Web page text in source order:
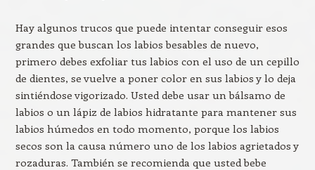
Hay algunos trucos que puede intentar conseguir esos
grandes que buscan los labios besables de nuevo,
primero debes exfoliar tus labios con el uso de un cepillo
de dientes, se vuelve a poner color en sus labios y lo deja
sintiéndose vigorizado. Usted debe usar un bálsamo de
labios o un lápiz de labios hidratante para mantener sus
labios húmedos en todo momento, porque los labios
secos son la causa número uno de los labios agrietados y
rozaduras. También se recomienda que usted bebe